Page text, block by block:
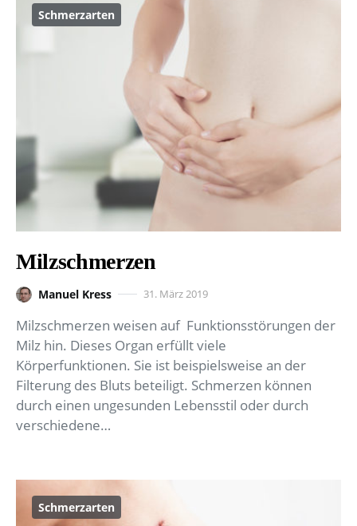
Schmerzarten
Milzschmerzen
Manuel Kress 31. März 2019
Milzschmerzen weisen auf Funktionsstörungen der
Milz hin. Dieses Organ erfüllt viele
Körperfunktionen. Sie ist beispielsweise an der
Filterung des Bluts beteiligt. Schmerzen können
durch einen ungesunden Lebensstil oder durch
verschiedene…
Schmerzarten